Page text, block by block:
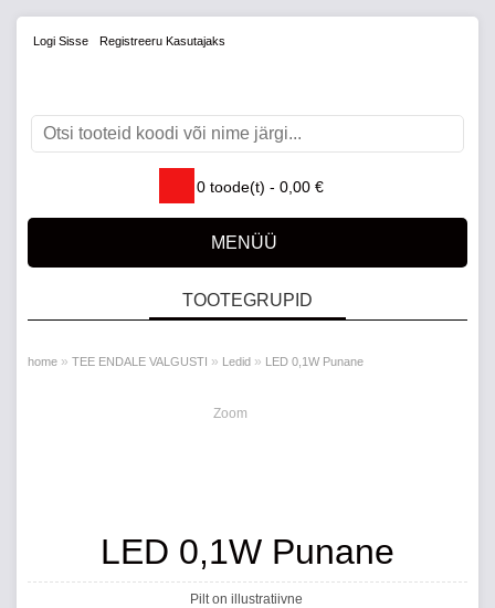
Logi Sisse Registreeru Kasutajaks
0toode(t) - 0,00€
MENÜÜ
TOOTEGRUPID
home » TEE ENDALE VALGUSTI » Ledid » LED 0,1W Punane
Zoom
LED 0,1W Punane
Pilt on illustratiivne